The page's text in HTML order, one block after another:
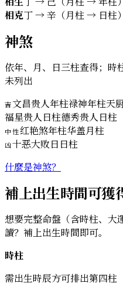
相克丁 → 辛（月柱 → 日柱）
神煞
依年、月、日三柱查得；時
未列出
吉文昌贵人年柱禄神年柱天
福星贵人日柱德秀贵人日柱
中性红艳煞年柱华盖月柱
凶十恶大败日 日柱
什麼是神煞？
補上出生時間可獲
想要完整命盤（含時柱、大
讀？補上出生時間即可。
時柱
需出生時辰方可排出第四柱